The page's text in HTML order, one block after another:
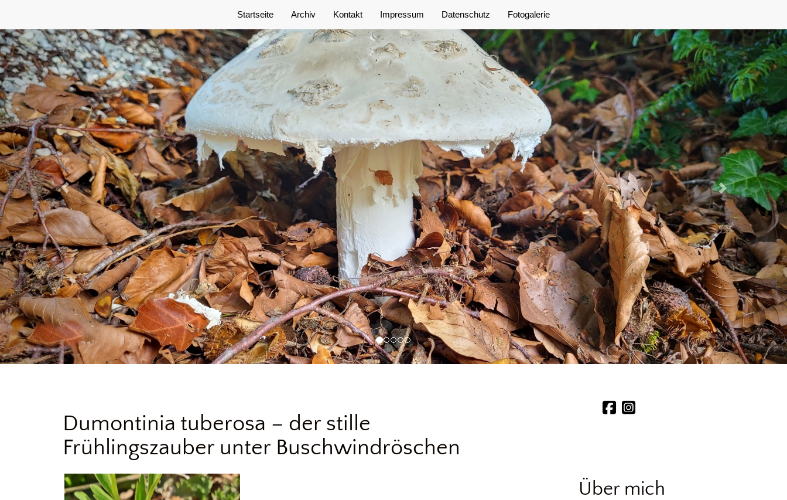
Startseite Archiv Kontakt Impressum Datenschutz Fotogalerie
Dumontinia tuberosa – der stille
Frühlingszauber unter Buschwindröschen
Über mich